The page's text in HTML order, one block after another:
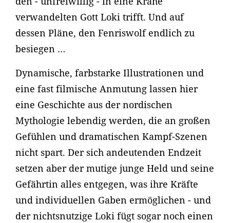
verwandelten Gott Loki trifft. Und auf
dessen Pläne, den Fenriswolf endlich zu
besiegen …
Dynamische, farbstarke Illustrationen und
eine fast filmische Anmutung lassen hier
eine Geschichte aus der nordischen
Mythologie lebendig werden, die an großen
Gefühlen und dramatischen Kampf-Szenen
nicht spart. Der sich andeutenden Endzeit
setzen aber der mutige junge Held und seine
Gefährtin alles entgegen, was ihre Kräfte
und individuellen Gaben ermöglichen - und
der nichtsnutzige Loki fügt sogar noch einen